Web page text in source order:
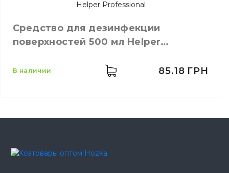
Средство для дезинфекции
поверхностей 500 мл Helper
Производитель
в наличии 85.18 ГРН